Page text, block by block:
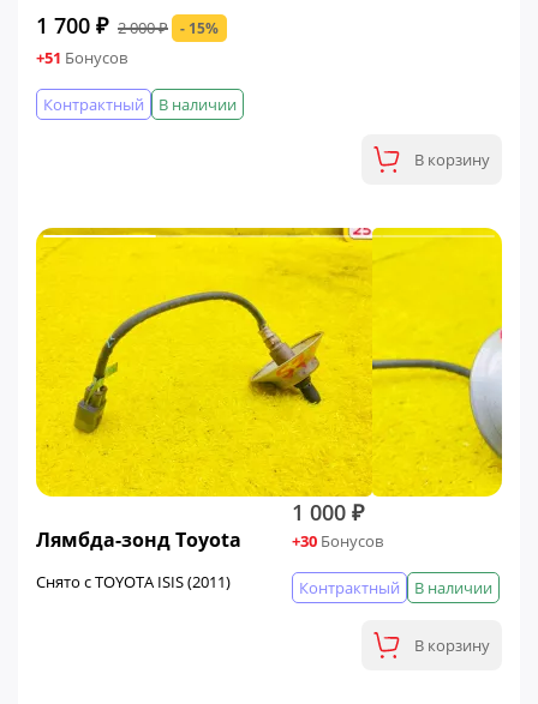
1 700 ₽ 2 000 ₽ - 15%
+51 Бонусов
В наличии
Контрактный
В корзину
Лямбда-зонд Toyota
Снято с TOYOTA ISIS (2011)
1 000 ₽
+30 Бонусов
В наличии
Контрактный
В корзину